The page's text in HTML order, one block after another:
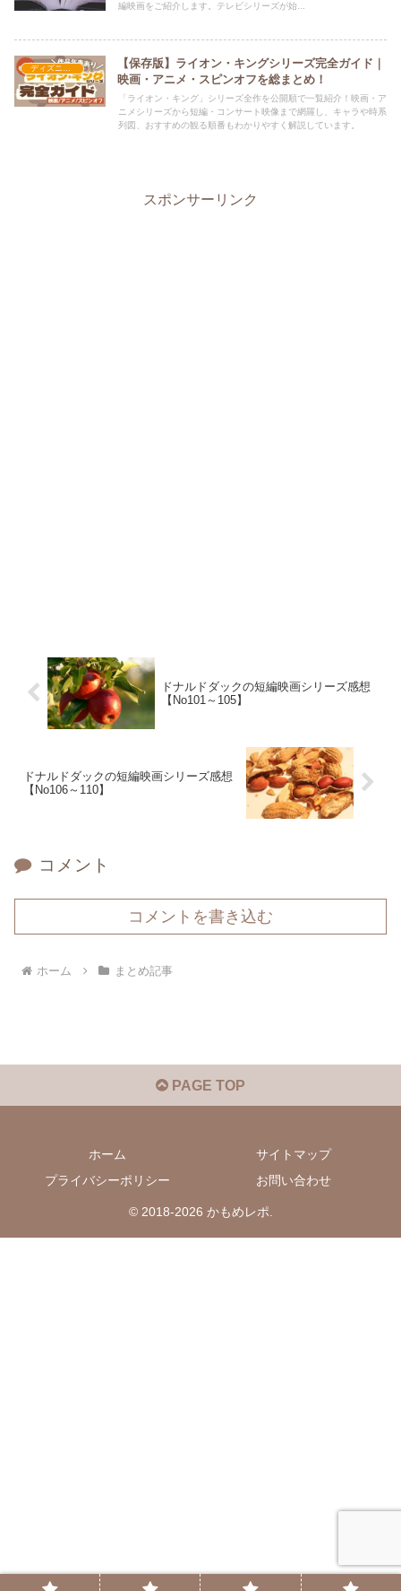
編映画をご紹介します。テレビシリーズが始...
【保存版】ライオン・キングシリーズ完全ガイド｜
映画・アニメ・スピンオフを総まとめ！
「ライオン・キング」シリーズ全作を公開順で一覧紹介！映画・ア
ニメシリーズから短編・コンサート映像まで網羅し、キャラや時系
列図、おすすめの観る順番もわかりやすく解説しています。
スポンサーリンク
ドナルドダックの短編映画シリーズ感想
【No101～105】
ドナルドダックの短編映画シリーズ感想
【No106～110】
コメント
コメントを書き込む
ホーム まとめ記事
PAGE TOP
ホーム
サイトマップ
プライバシーポリシー
お問い合わせ
© 2018-2026 かもめレポ.